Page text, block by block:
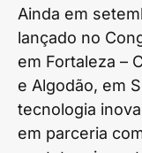
Ainda em
lançado no
em Fortaleza –
e Algodão, em
tecnologia
em parceria